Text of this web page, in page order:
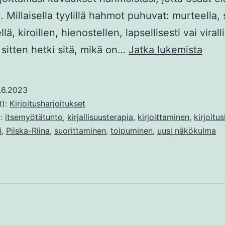
Millaisella tyylillä hahmot puhuvat: murteella,
kiroillen, hienostellen, lapsellisesti vai
hetki sitä, mikä on… Jatka lukemista
Kirjoitusharjoitukset
itsemyötätunto, kirjallisuusterapia, kirjoittaminen,
, Piiska-Riina, suorittaminen, toipuminen, uusi näkökulma